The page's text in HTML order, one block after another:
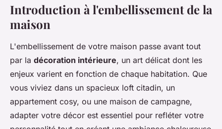
Introduction à l'embellissement de la
maison
L'embellissement de votre maison passe avant tout
par la décoration intérieure, un art délicat dont les
enjeux varient en fonction de chaque habitation. Que
vous viviez dans un spacieux loft citadin, un
appartement cosy, ou une maison de campagne,
adapter votre décor est essentiel pour refléter votre